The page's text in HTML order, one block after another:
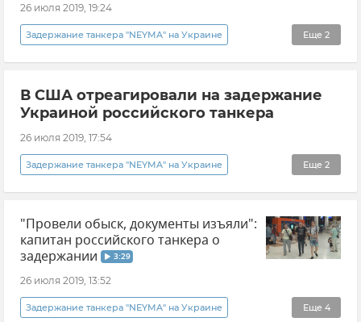
26 июля 2019, 19:24
Еще 2
Задержание танкера "NEYMA" на Украине
В мире Новости
В США отреагировали на задержание
Украиной российского танкера
26 июля 2019, 17:54
Еще 2
Задержание танкера "NEYMA" на Украине
Новости Общество
"Провели обыск, документы изъяли":
капитан российского танкера о
задержании
3:29
26 июля 2019, 13:52
Еще 4
Задержание танкера "NEYMA" на Украине